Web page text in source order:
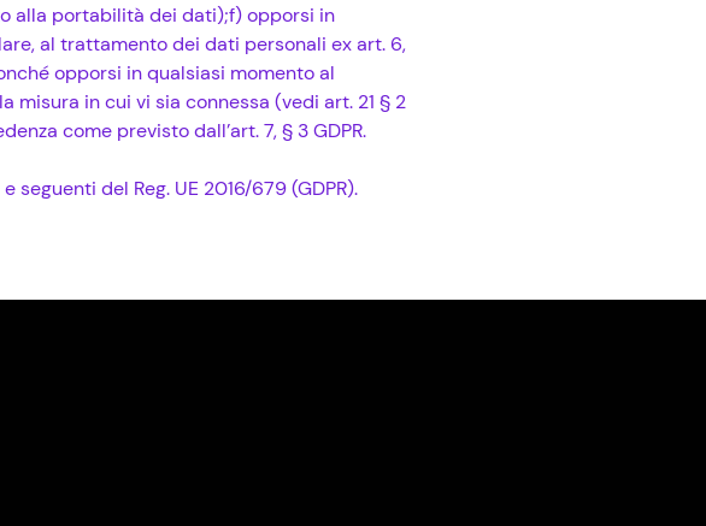
alla portabilità dei dati);f) opporsi in
al trattamento dei dati personali ex art. 6,
opporsi in qualsiasi momento al
in cui vi sia connessa (vedi art. 21 § 2
come previsto dall’art. 7, § 3 GDPR.
del Reg. UE 2016/679 (GDPR).